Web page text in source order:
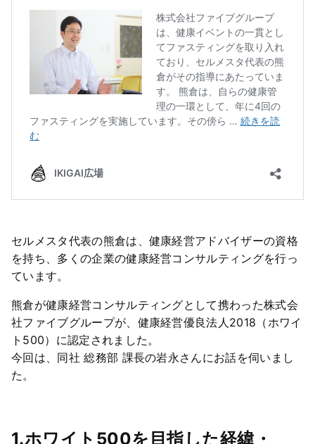
セルメスタ代表の熊倉は、健康経営アドバイザーの資格
を持ち、多くの企業の健康経営コンサルティングを行っ
ています。
熊倉が健康経営コンサルティングとして携わった株式会
社ファイブグループが、健康経営優良法人2018（ホワイ
ト500）に認定されました。
今回は、同社 総務部 課長の岩永さんにお話を伺いまし
た。
1.ホワイト500を目指した経緯・